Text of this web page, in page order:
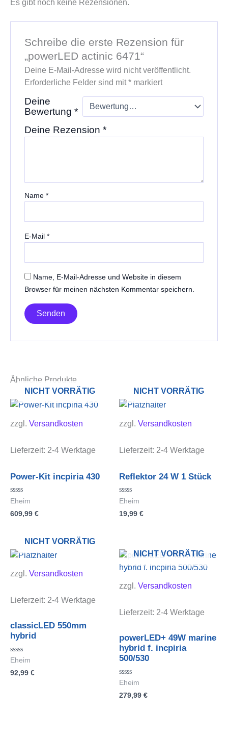
Es gibt noch keine Rezensionen.
Schreibe die erste Rezension für
„powerLED actinic 6471“
Deine E-Mail-Adresse wird nicht veröffentlicht.
Erforderliche Felder sind mit*markiert
Deine
Bewertung *
Deine Rezension *
Name *
E-Mail *
Name, E-Mail-Adresse und Website in diesem
Browser für meinen nächsten Kommentar speichern.
Ähnliche Produkte
NICHT VORRÄTIG
zzgl. Versandkosten
Lieferzeit: 2-4 Werktage
Power-Kit incpiria 430
Bewertet
0
Eheim
609,99 €
NICHT VORRÄTIG
zzgl. Versandkosten
Lieferzeit: 2-4 Werktage
Reflektor 24 W 1 Stück
Bewertet
0
von
Eheim
19,99 €
NICHT VORRÄTIG
zzgl. Versandkosten
Lieferzeit: 2-4 Werktage
classicLED 550mm
hybrid
Bewertet
0
Eheim
92,99 €
NICHT VORRÄTIG
zzgl. Versandkosten
Lieferzeit: 2-4 Werktage
powerLED+ 49W marine
hybrid f. incpiria
500/530
Bewertet
0
Eheim
279,99 €